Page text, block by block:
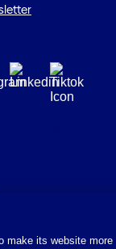
make its website more